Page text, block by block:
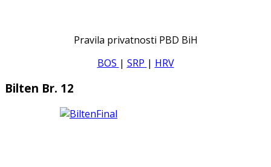
Pravila privatnosti PBD BiH
BOS | SRP | HRV
Bilten Br. 12